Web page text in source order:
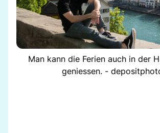
Man kann die Ferien auch in der
geniessen. -